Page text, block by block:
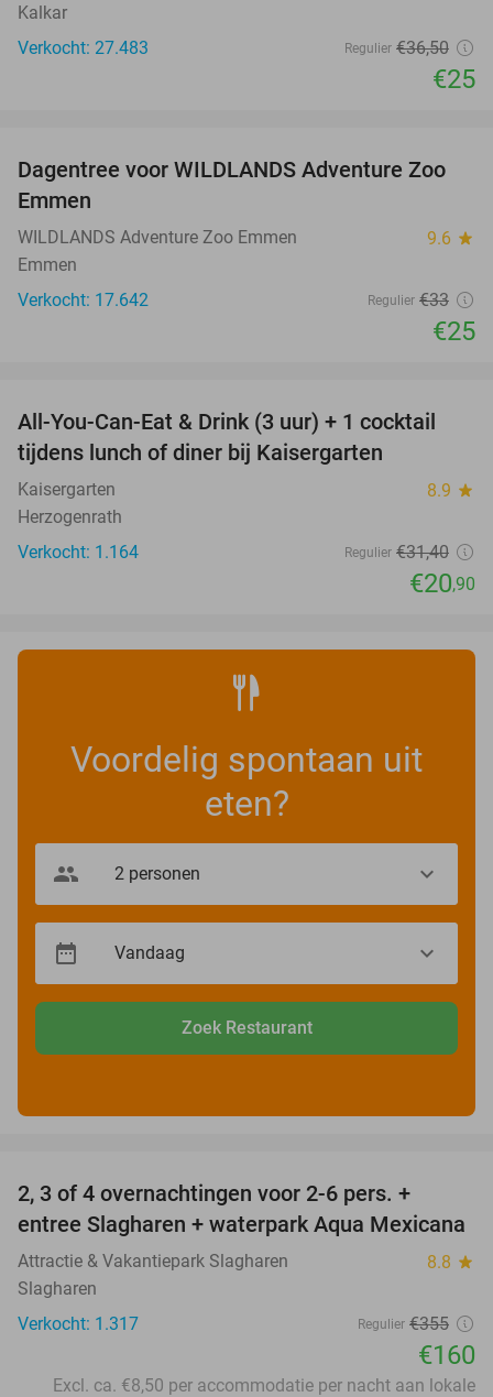
Kalkar
Verkocht: 27.483
Regulier €36,50
€25
24%
Dagentree voor WILDLANDS Adventure Zoo
Emmen
WILDLANDS Adventure Zoo Emmen 9.6 star
Emmen
Verkocht: 17.642
Regulier €33
€25
33%
All-You-Can-Eat & Drink (3 uur) + 1 cocktail
tijdens lunch of diner bij Kaisergarten
Kaisergarten 8.9 star
Herzogenrath
Verkocht: 1.164
Regulier €31,40
€20,90
Voordelig spontaan uit
eten?
Zoek Restaurant
2, 3 of 4 overnachtingen voor 2-6 pers. +
entree Slagharen + waterpark Aqua Mexicana
Attractie & Vakantiepark Slagharen 8.8 star
Slagharen
Verkocht: 1.317
Regulier €355
€160
Excl. ca. €8,50 per accommodatie per nacht aan lokale